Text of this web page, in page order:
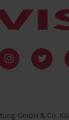
GmbH & Co. KG